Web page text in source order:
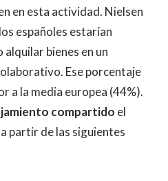
en esta actividad. Nielsen
españoles estarían
bienes en un
Ese porcentaje
a la media europea (44%).
compartido el
partir de las siguientes